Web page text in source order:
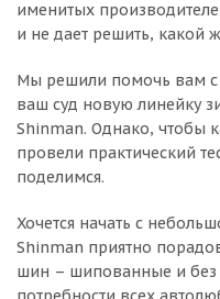
именитых
и не дает решить, какой
Мы решили помочь вам
ваш суд новую линейку
Shinman. Однако, чтобы
провели практический
поделимся.
Хочется начать с
Shinman приятно
шин – шипованные и без